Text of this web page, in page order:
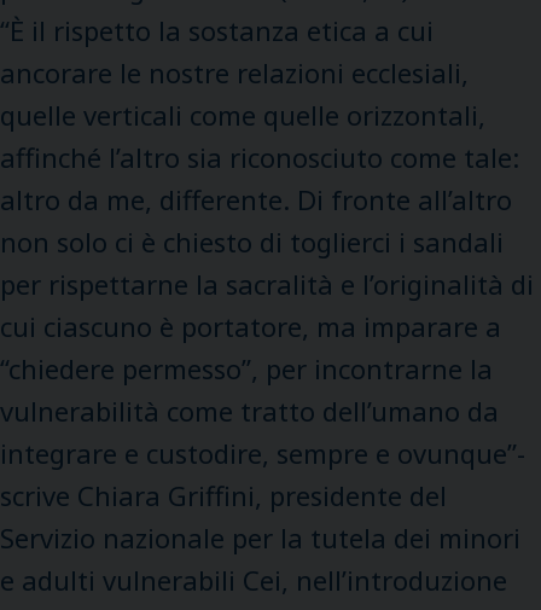
“È il rispetto la sostanza etica a cui
ancorare le nostre relazioni ecclesiali,
quelle verticali come quelle orizzontali,
affinché l’altro sia riconosciuto come tale:
altro da me, differente. Di fronte all’altro
non solo ci è chiesto di toglierci i sandali
per rispettarne la sacralità e l’originalità di
cui ciascuno è portatore, ma imparare a
“chiedere permesso”, per incontrarne la
vulnerabilità come tratto dell’umano da
integrare e custodire, sempre e ovunque”-
scrive Chiara Griffini, presidente del
Servizio nazionale per la tutela dei minori
e adulti vulnerabili Cei, nell’introduzione